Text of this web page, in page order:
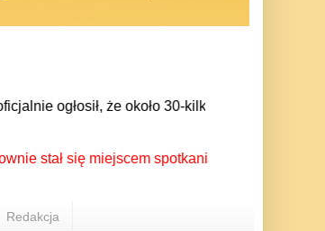
ogłosił, że około 30-kilku posłów
stał się miejscem spotkania Polonii z
Redakcja